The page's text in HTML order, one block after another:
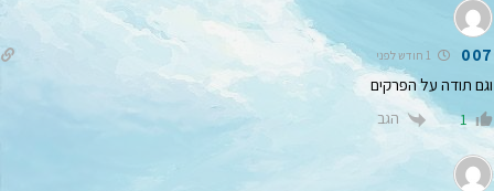
007
וגם תודה על הפרקים
1 הגב